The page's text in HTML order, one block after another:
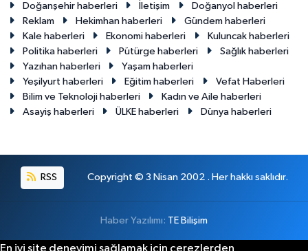
Doğanşehir haberleri
İletişim
Doğanyol haberleri
Reklam
Hekimhan haberleri
Gündem haberleri
Kale haberleri
Ekonomi haberleri
Kuluncak haberleri
Politika haberleri
Pütürge haberleri
Sağlık haberleri
Yazıhan haberleri
Yaşam haberleri
Yeşilyurt haberleri
Eğitim haberleri
Vefat Haberleri
Bilim ve Teknoloji haberleri
Kadın ve Aile haberleri
Asayiş haberleri
ÜLKE haberleri Dünya haberleri
RSS Copyright © 3 Nisan 2002 . Her hakkı saklıdır.
Haber Yazılımı: TE Bilişim
En iyi site deneyimi sağlamak için çerezlerden